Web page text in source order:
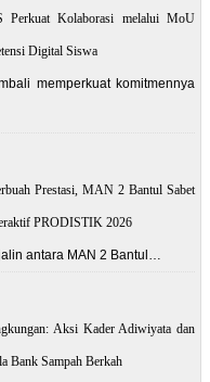
Kolaborasi melalui MoU
Digital Siswa
memperkuat komitmennya
Prestasi, MAN 2 Bantul Sabet
PRODISTIK 2026
antara MAN 2 Bantul…
Aksi Kader Adiwiyata dan
Bank Sampah Berkah